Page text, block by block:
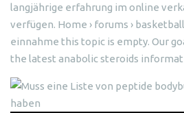
langjährige erfahrung im online
verfügen. Home › forums ›
einnahme this topic is empty. Our
the latest anabolic steroids